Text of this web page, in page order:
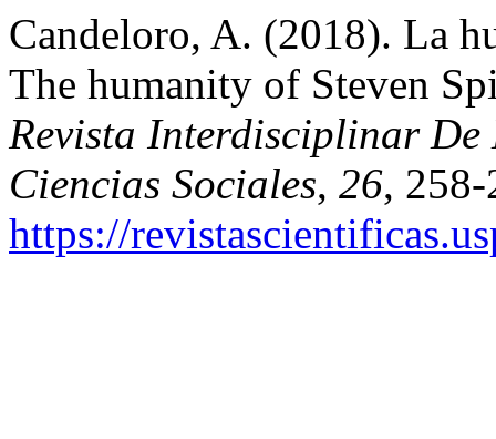
Candeloro, A. (2018). La
The humanity of Steven
Revista Interdisciplinar De
Ciencias Sociales, 26,
https://